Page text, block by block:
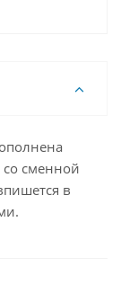
сменной
в